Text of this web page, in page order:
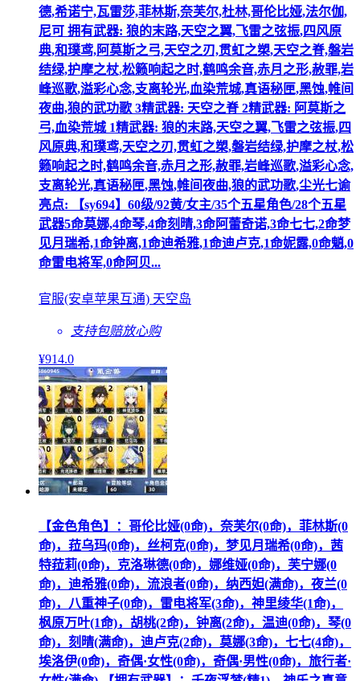
德,希诺宁,瓦雷莎,菲林斯,奈芙尔,杜林,哥伦比娅,法尔伽,
尼可 拥有武器: 狼的末路,天空之翼,飞雷之弦振,四风原
典,和璞鸢,阿莫斯之弓,天空之刃,贯虹之槊,天空之脊,磐岩
结绿,护摩之杖,松籁响起之时,鹤鸣余音,赤月之形,赦罪,岩
峰巡歌,溢彩心念,支离轮光,血染荒城,真语秘匣,黑蚀,帷间
夜曲,狼的武功歌 3精武器: 天空之脊 2精武器: 阿莫斯之
弓,血染荒城 1精武器: 狼的末路,天空之翼,飞雷之弦振,四
风原典,和璞鸢,天空之刃,贯虹之槊,磐岩结绿,护摩之杖,松
籁响起之时,鹤鸣余音,赤月之形,赦罪,岩峰巡歌,溢彩心念,
支离轮光,真语秘匣,黑蚀,帷间夜曲,狼的武功歌,尘光七谕
亮点: 【sy694】60级/92黄/女主/35个五星角色/28个五星
武器5命莫娜,4命琴,4命刻晴,3命阿蕾奇诺,3命七七,2命梦
见月瑞希,1命钟离,1命迪希雅,1命迪卢克,1命妮露,0命魈,0
命雷电将军,0命阿贝...
官服(安卓苹果互通) 天空岛
支持包赔放心购
¥914.0
【金色角色】：哥伦比娅(0命)，奈芙尔(0命)，菲林斯(0
命)，菈乌玛(0命)，丝柯克(0命)，梦见月瑞希(0命)，茜
特菈莉(0命)，克洛琳德(0命)，娜维娅(0命)，芙宁娜(0
命)，迪希雅(0命)，流浪者(0命)，纳西妲(满命)，夜兰(0
命)，八重神子(0命)，雷电将军(3命)，神里绫华(1命)，
枫原万叶(1命)，胡桃(2命)，钟离(2命)，温迪(0命)，琴(0
命)，刻晴(满命)，迪卢克(2命)，莫娜(3命)，七七(4命)，
埃洛伊(0命)，奇偶·女性(0命)，奇偶·男性(0命)，旅行者·